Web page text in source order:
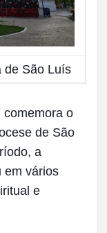
de São Luís
comemora o
de São
a
em vários
e